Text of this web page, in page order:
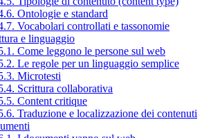
Ontologie e standard
Vocabolari controllati e tassonomie
e linguaggio
Come leggono le persone sul web
Le regole per un linguaggio semplice
Microtesti
Scrittura collaborativa
Content critique
Traduzione e localizzazione dei contenuti